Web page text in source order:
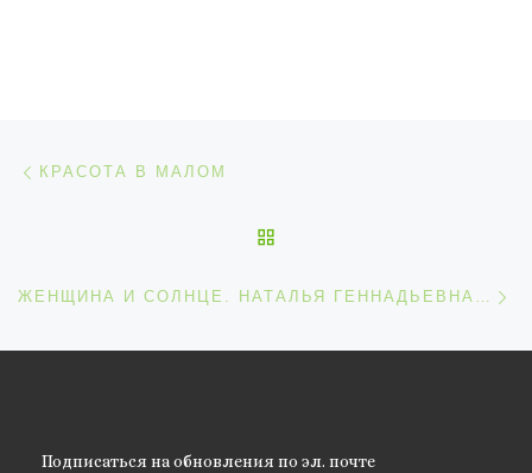
КРАСОТА В МАЛОМ
ЖЕНЩИНА И СОЛНЦЕ. НАТАЛЬЯ ГЕННАДЬЕВНА ЩУКИНА – ГЛАВНАЯ ПО СОЛНЦУ В УКРАИНЕ.
Подписаться на обновления по эл. почте